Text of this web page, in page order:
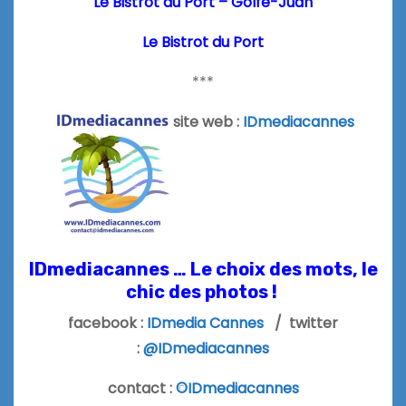
Le Bistrot du Port
***
site web : IDmediacannes
IDmediacannes … Le choix des mots, le
chic des photos !
facebook : IDmedia Cannes / twitter
:@IDmediacannes
contact :©IDmediacannes